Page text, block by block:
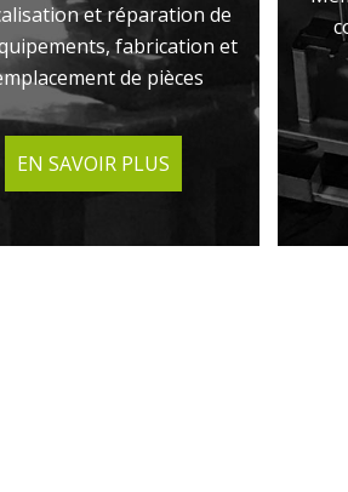
et réparation de
fabrication et
de pièces
SAVOIR PLUS
EN SAVOIR PLUS